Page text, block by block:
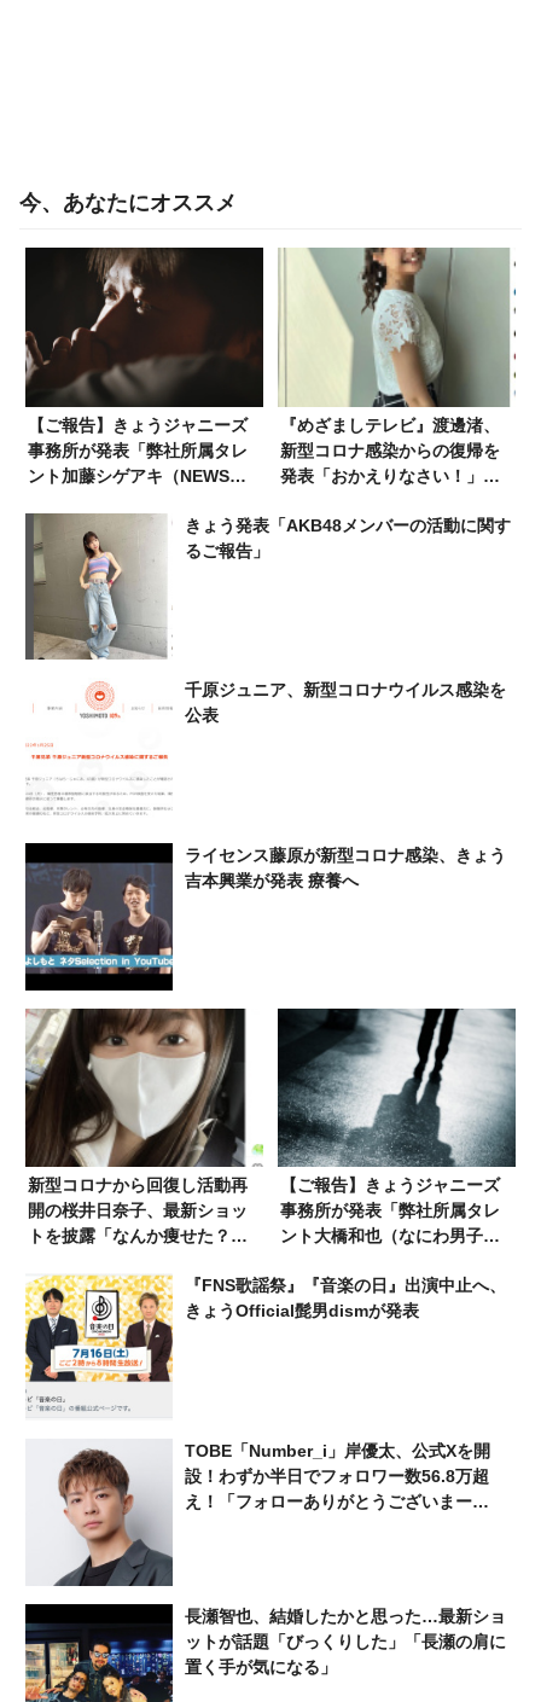
今、あなたにオススメ
【ご報告】きょうジャニーズ
事務所が発表「弊社所属タレ
ント加藤シゲアキ（NEWS）
『めざましテレビ』渡邊渚、
新型コロナ感染からの復帰を
発表「おかえりなさい！」
きょう発表「AKB48メンバーの活動に関す
るご報告」
千原ジュニア、新型コロナウイルス感染を
公表
ライセンス藤原が新型コロナ感染、きょう
吉本興業が発表 療養へ
新型コロナから回復し活動再
開の桜井日奈子、最新ショッ
トを披露「なんか痩せた？」
「無理しないで」
【ご報告】きょうジャニーズ
事務所が発表「弊社所属タレ
ント大橋和也（なにわ男子）
『FNS歌謡祭』『音楽の日』出演中止へ、
きょうOfficial髭男dismが発表
TOBE「Number_i」岸優太、公式Xを開
設！わずか半日でフォロワー数56.8万超
え！「フォローありがとうございまー
長瀬智也、結婚したかと思った…最新ショ
ットが話題「びっくりした」「長瀬の肩に
置く手が気になる」